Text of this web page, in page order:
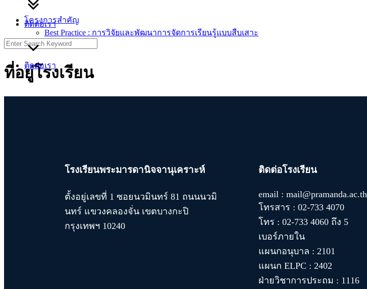
โครงการสำคัญ
Best Practice : การวิจัยและพัฒนาการจัดการเรียนรู้แบบสืบเสาะ
ติดต่อเรา
ติดต่อเรา
Search
for:
ที่อยู่โรงเรียน
โรงเรียนพระมารดานิจจานุเคราะห์
ตั้งอยู่เลขที่ 1 ซอยนวมินทร์ 81 ถนนนวมิ
นทร์ แขวงคลองจั่น เขตบางกะปิ
กรุงเทพฯ 10240
ติดต่อโรงเรียน
email : mail@pramanda.ac.th
โทรสาร : 02-733 4070
โทร : 02-733 4060 ถึง 5
เบอร์ภายใน
แผนกอนุบาล : 2101
แผนก ELPC : 2402
ฝ่ายวิชาการประถม : 1116